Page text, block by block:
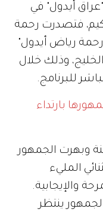
أيدول" في
فتصدرت رحمة
رياض أيدول"
وذلك خلال
للبرنامج.
بارتداء
وبهرت الجمهور
المليء
والإيجابية.
ينتظر